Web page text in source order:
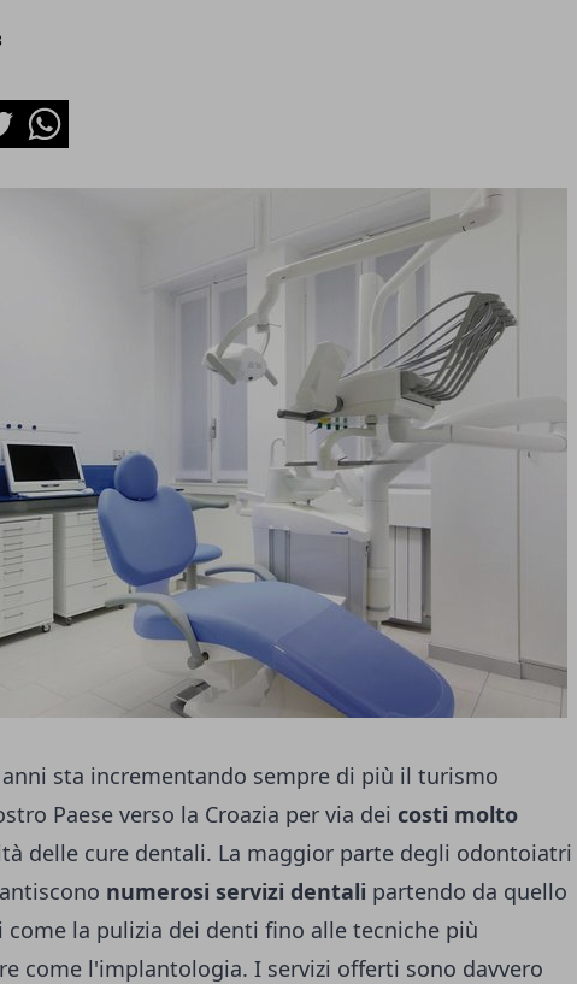
Whatsapp
sta incrementando sempre di più il turismo
Paese verso la Croazia per via dei costi molto
delle cure dentali. La maggior parte degli odontoiatri
numerosi servizi dentali partendo da quello
come la pulizia dei denti fino alle tecniche più
come l'implantologia. I servizi offerti sono davvero